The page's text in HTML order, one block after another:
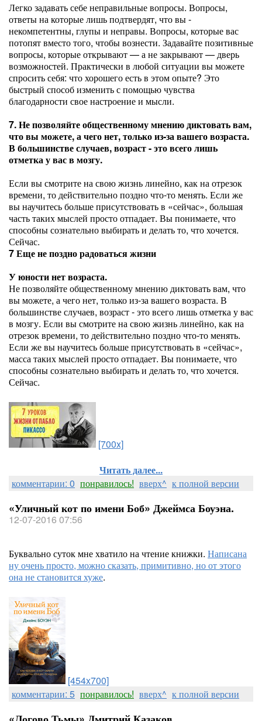
Легко задавать себе неправильные вопросы. Вопросы,
ответы на которые лишь подтвердят, что вы -
некомпетентны, глупы и неправы. Вопросы, которые вас
потопят вместо того, чтобы вознести. Задавайте позитивные
вопросы, которые открывают — а не закрывают — дверь
возможностей. Практически в любой ситуации вы можете
спросить себя: что хорошего есть в этом опыте? Это
быстрый способ изменить с помощью чувства
благодарности свое настроение и мысли.
7. Не позволяйте общественному мнению диктовать вам,
что вы можете, а чего нет, только из-за вашего возраста.
В большинстве случаев, возраст - это всего лишь
отметка у вас в мозгу.
Если вы смотрите на свою жизнь линейно, как на отрезок
времени, то действительно поздно что-то менять. Если же
вы научитесь больше присутствовать в «сейчас», большая
часть таких мыслей просто отпадает. Вы понимаете, что
способны сознательно выбирать и делать то, что хочется.
Сейчас.
7 Еще не поздно радоваться жизни
У юности нет возраста.
Не позволяйте общественному мнению диктовать вам, что
вы можете, а чего нет, только из-за вашего возраста. В
большинстве случаев, возраст - это всего лишь отметка у вас
в мозгу. Если вы смотрите на свою жизнь линейно, как на
отрезок времени, то действительно поздно что-то менять.
Если же вы научитесь больше присутствовать в «сейчас»,
масса таких мыслей просто отпадает. Вы понимаете, что
способны сознательно выбирать и делать то, что хочется.
Сейчас.
[700x]
Читать далее...
комментарии: 0 понравилось! вверх^ к полной версии
«Уличный кот по имени Боб» Джеймса Боуэна.
12-07-2016 07:56
Буквально суток мне хватило на чтение книжки. Написана
ну очень просто, можно сказать, примитивно, но от этого
она не становится хуже.
[454x700]
комментарии: 5 понравилось! вверх^ к полной версии